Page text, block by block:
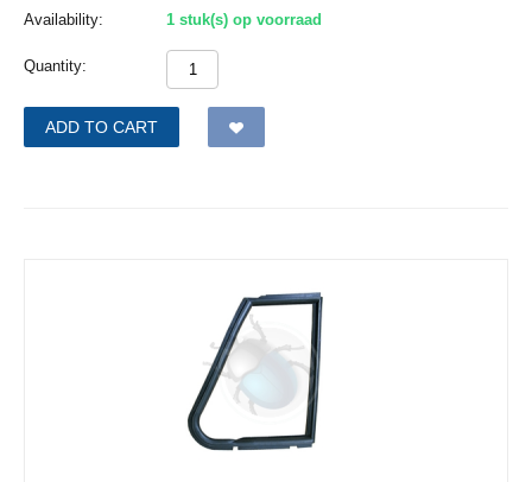
Availability:
1 stuk(s) op voorraad
Quantity:
ADD TO CART